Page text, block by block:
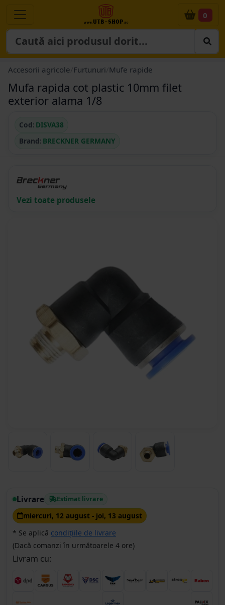
0
Accesorii agricole Furtunuri Mufe rapide
Mufa rapida cot plastic 10mm filet
exterior alama 1/8
Cod: DISVA38
Brand: BRECKNER GERMANY
Vezi toate produsele
Livrare Estimat livrare
miercuri, 12 august - joi, 13 august
* Se aplică condițiile de livrare
(Dacă comanzi în următoarele 4 ore)
Livram cu: